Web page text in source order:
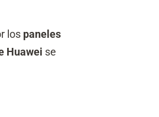
los paneles
Huawei se